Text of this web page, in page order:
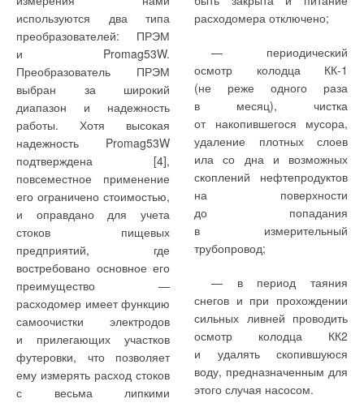
используются два типа
преобразователей: ПРЭМ
и Promag53W.
Преобразователь ПРЭМ
выбран за широкий
диапазон и надежность
работы. Хотя высокая
надежность Promag53W
подтверждена [4],
повсеместное применение
его ограничено стоимостью,
и оправдано для учета
стоков пищевых
предприятий, где
востребовано основное его
преимущество —
расходомер имеет функцию
самоочистки электродов
и прилегающих участков
футеровки, что позволяет
ему измерять расход стоков
с весьма липкими
расходомера отключено;
— периодический
осмотр колодца КК-1
(не реже одного раза
в месяц), чистка
от накопившегося мусора,
удаление плотных слоев
ила со дна и возможных
скоплений нефтепродуктов
на поверхности
до попадания
в измерительный
трубопровод;
— в период таяния
снегов и при прохождении
сильных ливней проводить
осмотр колодца КК2
и удалять скопившуюся
воду, предназначенным для
этого случая насосом.
Авторы не стали
применять часто
рекомендуемую в случае
использования теплового
насоса систему отопления
с обогревом пола, потому
что не всем такая система
нравится, а любая
возможная субъективная
жалоба, связанная
с особенностями теплого
пола, могла бы повлиять
на общую оценку жителями
экспериментальной
системы. Поэтому
применена радиаторная
система отопления
с расчетными
температурами
теплоносителя50–40
Еще одной причиной
относительно низкой
тепловой нагрузки стало
сокращение расходов тепла
на вентиляцию. Как
известно, действующими
нормами регламентирован
однократный воздухообмен
в жилых помещениях,
и отопительные приборы
должны рассчитываться
на подогрев врывающегося
воздуха. В проекте
применены комнатные
рекуперационные приточно-
вытяжные аппараты «ТеФо»
[4] с эффективностью
рекуперативного
теплообмена 0,7. Таким
за счет комплекса
энергосберегающих
мероприятий не менее чем
в два раза. Следует при
этом отметить, что в Здании
1 из-за большой кратности
воздухообмена в системе
механической вентиляции
снижение
энергопотребления за счет
теплоутилизации заметно
возрастает
и в относительных
величинах оно выходит
на первое место. Поэтому
очевидно, что чем выше
доля затрат
на механическую
вентиляцию в общем
балансе здания, тем
больше доводов в пользу
утилизации теплоты
по энергосбережению.
В условиях рыночной
экономики ее оценку
наиболее целесообразно
вести по величине
совокупных
дисконтированных затрат
(СДЗ), связанных
с дополнительными
капиталовложениями
и уровнем годовых
эксплуатационных издержек
с учетом изменения цен
и тарифов
рисков капиталовложений.
Вычисление СДЗ
по вариантам в зависимости
от горизонта расчета Т, т.е.
промежутка времени
с момента ввода здания